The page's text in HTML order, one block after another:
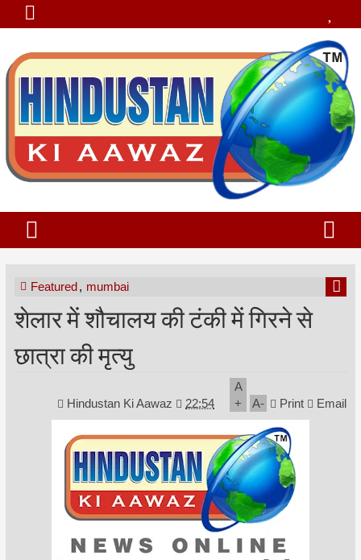
Featured, mumbai
शेलार में शौचालय की टंकी में गिरने से
छात्रा की मृत्यु
Hindustan Ki Aawaz 22:54
A
+
A- Print Email